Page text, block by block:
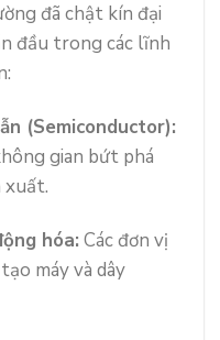
đã chật kín đại
đầu trong các lĩnh
(Semiconductor):
gian bứt phá
xuất.
hóa: Các đơn vị
máy và dây